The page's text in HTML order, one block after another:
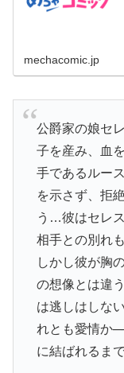
mechacomic.jp
公爵家の娘セ
子を産み、血
手であるルー
を示さず、拒
う…彼はセレ
相手との別れ
しかし彼が胸
の想像とは違
は逃しはしな
れとも愛情か
に結ばれるま